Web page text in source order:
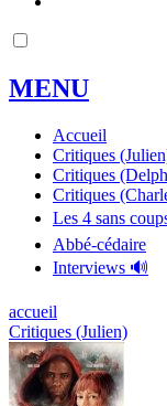
MENU
Accueil
Critiques
Critiques
Critiques
Les 4 sans
Abbé-cédaire
Interviews 🔊
accueil
Critiques (Julien)